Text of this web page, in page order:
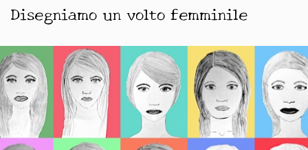
Disegniamo un volto femminile